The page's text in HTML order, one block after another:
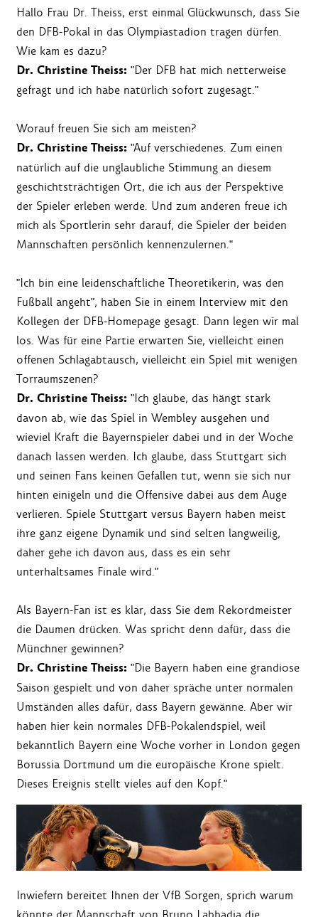
Hallo Frau Dr. Theiss, erst einmal Glückwunsch, dass Sie
den DFB-Pokal in das Olympiastadion tragen dürfen.
Wie kam es dazu?
Dr. Christine Theiss: "Der DFB hat mich netterweise
gefragt und ich habe natürlich sofort zugesagt."
Worauf freuen Sie sich am meisten?
Dr. Christine Theiss: "Auf verschiedenes. Zum einen
natürlich auf die unglaubliche Stimmung an diesem
geschichtsträchtigen Ort, die ich aus der Perspektive
der Spieler erleben werde. Und zum anderen freue ich
mich als Sportlerin sehr darauf, die Spieler der beiden
Mannschaften persönlich kennenzulernen."
"Ich bin eine leidenschaftliche Theoretikerin, was den
Fußball angeht", haben Sie in einem Interview mit den
Kollegen der DFB-Homepage gesagt. Dann legen wir mal
los. Was für eine Partie erwarten Sie, vielleicht einen
offenen Schlagabtausch, vielleicht ein Spiel mit wenigen
Torraumszenen?
Dr. Christine Theiss: "Ich glaube, das hängt stark
davon ab, wie das Spiel in Wembley ausgehen und
wieviel Kraft die Bayernspieler dabei und in der Woche
danach lassen werden. Ich glaube, dass Stuttgart sich
und seinen Fans keinen Gefallen tut, wenn sie sich nur
hinten einigeln und die Offensive dabei aus dem Auge
verlieren. Spiele Stuttgart versus Bayern haben meist
ihre ganz eigene Dynamik und sind selten langweilig,
daher gehe ich davon aus, dass es ein sehr
unterhaltsames Finale wird."
Als Bayern-Fan ist es klar, dass Sie dem Rekordmeister
die Daumen drücken. Was spricht denn dafür, dass die
Münchner gewinnen?
Dr. Christine Theiss: "Die Bayern haben eine grandiose
Saison gespielt und von daher spräche unter normalen
Umständen alles dafür, dass Bayern gewänne. Aber wir
haben hier kein normales DFB-Pokalendspiel, weil
bekanntlich Bayern eine Woche vorher in London gegen
Borussia Dortmund um die europäische Krone spielt.
Dieses Ereignis stellt vieles auf den Kopf."
Inwiefern bereitet Ihnen der VfB Sorgen, sprich warum